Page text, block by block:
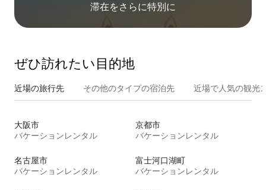
滞在をさ⁠ら⁠に特⁠別⁠に
ぜひ訪⁠れ⁠た⁠い目⁠的⁠地
近場の旅行先 その他のタ⁠イ⁠プ⁠の宿⁠泊⁠先 近場で人気の観光
大阪市
バケーションレンタル
京都市
バケーションレンタル
名古屋市
バケーションレンタル
富士河口湖町
バケーションレンタル